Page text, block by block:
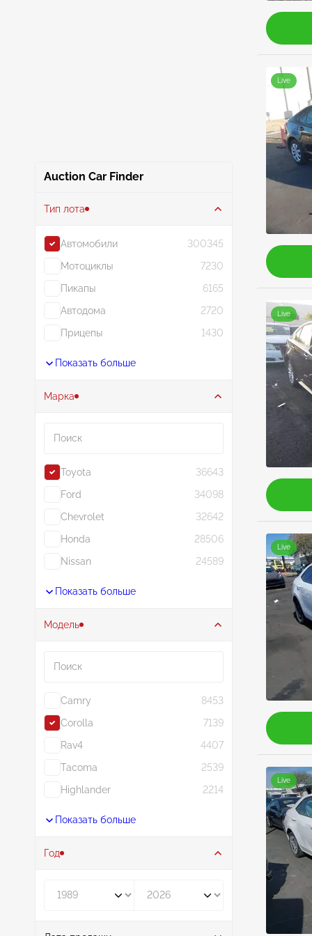
Auction Car Finder
Тип лота
Автомобили
300345
Мотоциклы
7230
Пикапы
6165
Автодома
2720
Прицепы
1430
Показать больше
Марка
Toyota
36643
Ford
34098
Chevrolet
32642
Honda
28506
Nissan
24589
Показать больше
Модель
Camry
8453
Corolla
7139
Rav4
4407
Tacoma
2539
Highlander
2214
Показать больше
Год
Live
Live
Live
Live